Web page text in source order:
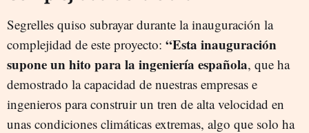
Segrelles quiso subrayar durante la inauguración la
complejidad de este proyecto: “Esta inauguración
supone un hito para la ingeniería española, que ha
demostrado la capacidad de nuestras empresas e
ingenieros para construir un tren de alta velocidad en
unas condiciones climáticas extremas, algo que solo ha